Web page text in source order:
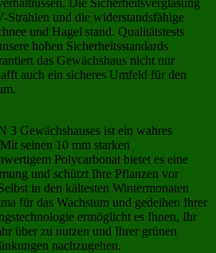
Die Sicherheitsverglasung
Strahlen und die widerstandsfähige
und Hagel stand. Qualitätstests
hohen Sicherheitsstandards
das Gewächshaus nicht nur
auch ein sicheres Umfeld für den
3 Gewächshauses ist ein wahres
seinen 10 mm starken
Polycarbonat bietet es eine
und schützt Ihre Pflanzen vor
in den kältesten Wintermonaten
für das Wachstum und gedeihen Ihrer
ermöglicht es Ihnen, Ihr
über zu nutzen und Ihrer grünen
nachzugehen.